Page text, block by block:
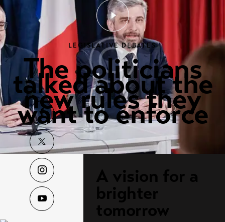
LEGISLATIVE DEBATES
The politicians
talked about the
new rules they
want to enforce
A vision for a
brighter
tomorrow